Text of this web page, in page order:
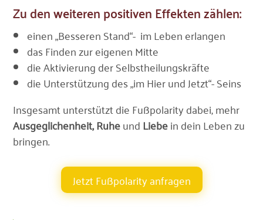
Zu den weiteren positiven Effekten zählen:
einen „Besseren Stand“- im Leben erlangen
das Finden zur eigenen Mitte
die Aktivierung der Selbstheilungskräfte
die Unterstützung des „im Hier und Jetzt“- Seins
Insgesamt unterstützt die Fußpolarity dabei, mehr
Ausgeglichenheit, RuheundLiebein dein Leben zu
bringen.
Jetzt Fußpolarity anfragen